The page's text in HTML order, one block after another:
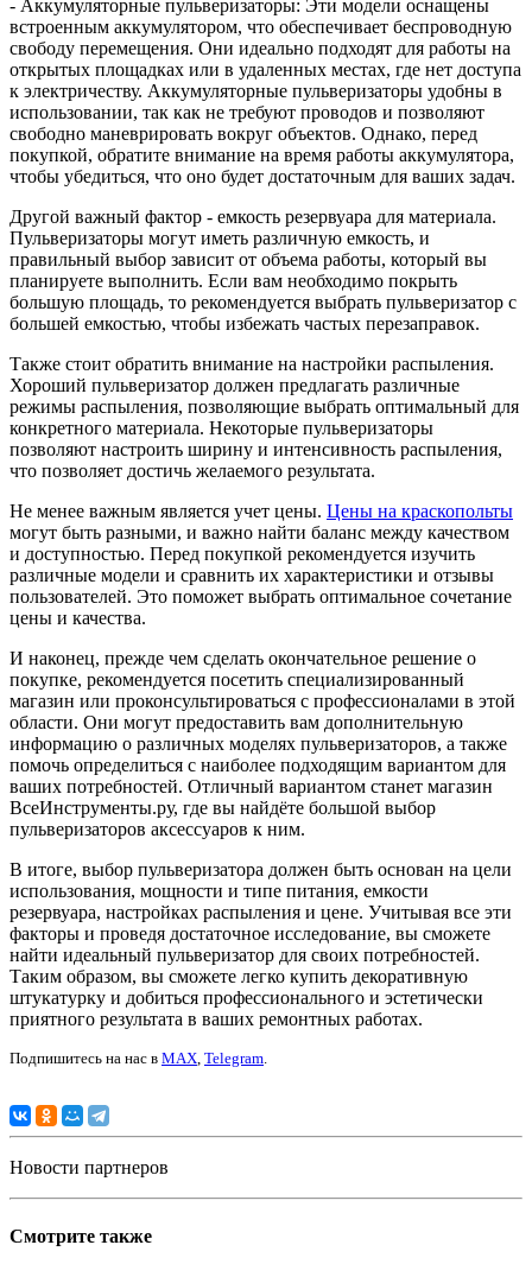
- Аккумуляторные пульверизаторы: Эти модели оснащены
встроенным аккумулятором, что обеспечивает беспроводную
свободу перемещения. Они идеально подходят для работы на
открытых площадках или в удаленных местах, где нет доступа
к электричеству. Аккумуляторные пульверизаторы удобны в
использовании, так как не требуют проводов и позволяют
свободно маневрировать вокруг объектов. Однако, перед
покупкой, обратите внимание на время работы аккумулятора,
чтобы убедиться, что оно будет достаточным для ваших задач.
Другой важный фактор - емкость резервуара для материала.
Пульверизаторы могут иметь различную емкость, и
правильный выбор зависит от объема работы, который вы
планируете выполнить. Если вам необходимо покрыть
большую площадь, то рекомендуется выбрать пульверизатор с
большей емкостью, чтобы избежать частых перезаправок.
Также стоит обратить внимание на настройки распыления.
Хороший пульверизатор должен предлагать различные
режимы распыления, позволяющие выбрать оптимальный для
конкретного материала. Некоторые пульверизаторы
позволяют настроить ширину и интенсивность распыления,
что позволяет достичь желаемого результата.
Не менее важным является учет цены. Цены на краскопольты
могут быть разными, и важно найти баланс между качеством
и доступностью. Перед покупкой рекомендуется изучить
различные модели и сравнить их характеристики и отзывы
пользователей. Это поможет выбрать оптимальное сочетание
цены и качества.
И наконец, прежде чем сделать окончательное решение о
покупке, рекомендуется посетить специализированный
магазин или проконсультироваться с профессионалами в этой
области. Они могут предоставить вам дополнительную
информацию о различных моделях пульверизаторов, а также
помочь определиться с наиболее подходящим вариантом для
ваших потребностей. Отличный вариантом станет магазин
ВсеИнструменты.ру, где вы найдёте большой выбор
пульверизаторов аксессуаров к ним.
В итоге, выбор пульверизатора должен быть основан на цели
использования, мощности и типе питания, емкости
резервуара, настройках распыления и цене. Учитывая все эти
факторы и проведя достаточное исследование, вы сможете
найти идеальный пульверизатор для своих потребностей.
Таким образом, вы сможете легко купить декоративную
штукатурку и добиться профессионального и эстетически
приятного результата в ваших ремонтных работах.
Подпишитесь на нас в MAX, Telegram.
Новости партнеров
Смотрите также